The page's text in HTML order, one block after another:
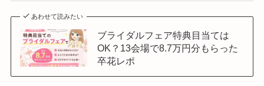
あわせて読みたい
ブライダルフェア特典目当ては
OK？13会場で8.7万円分もらった
卒花レポ